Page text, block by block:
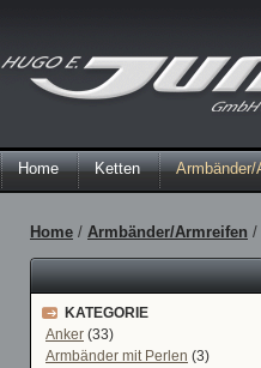
Home Ketten Armbänder/
Home / Armbänder/Armreifen /
KATEGORIE
Anker (33)
Armbänder mit Perlen (3)